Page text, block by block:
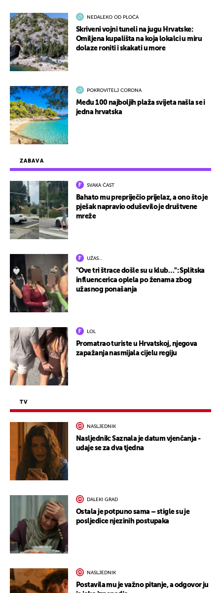
ZABAVA
SVAKA ČAST
Bahato mu prepriječio prijelaz, a ono što je
pješak napravio oduševilo je društvene
mreže
UŽAS…
"Ove tri štrace došle su u klub…": Splitska
influencerica oplela po ženama zbog
užasnog ponašanja
LOL
Promatrao turiste u Hrvatskoj, njegova
zapažanja nasmijala cijelu regiju
TV
NASLJEDNIK
Nasljednik: Saznala je datum vjenčanja -
udaje se za dva tjedna
DALEKI GRAD
Ostala je potpuno sama – stigle su je
posljedice njezinih postupaka
NASLJEDNIK
Postavila mu je važno pitanje, a odgovor ju
NEDALEKO OD PLOČA
Skriveni vojni tuneli na jugu Hrvatske:
Omiljena kupališta na koja lokalci u miru
dolaze roniti i skakati u more
POKROVITELJ CORONA
Među 100 najboljih plaža svijeta našla se i
jedna hrvatska